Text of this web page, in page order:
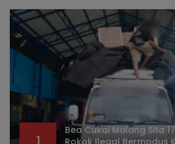
Bea Cukai Malang Sita